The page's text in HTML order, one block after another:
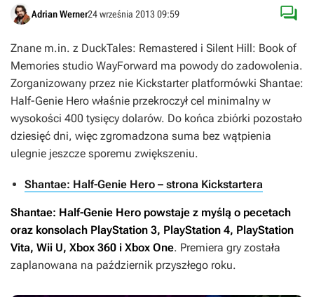
Adrian Werner24 września 2013 09:59 
Znane m.in. z DuckTales: Remastered i Silent Hill: Book of
Memories studio WayForward ma powody do zadowolenia.
Zorganizowany przez nie Kickstarter platformówki Shantae:
Half-Genie Hero właśnie przekroczył cel minimalny w
wysokości 400 tysięcy dolarów. Do końca zbiórki pozostało
dziesięć dni, więc zgromadzona suma bez wątpienia
ulegnie jeszcze sporemu zwiększeniu.
Shantae: Half-Genie Hero – strona Kickstartera
Shantae: Half-Genie Hero powstaje z myślą o pecetach
oraz konsolach PlayStation 3, PlayStation 4, PlayStation
Vita, Wii U, Xbox 360 i Xbox One. Premiera gry została
zaplanowana na październik przyszłego roku.